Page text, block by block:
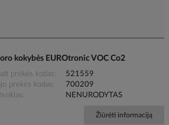
kokybės EUROtronic VOC Co2
prekės kodas
521559
prekės kodas
700209
NENURODYTAS
Žiūrėti informaciją